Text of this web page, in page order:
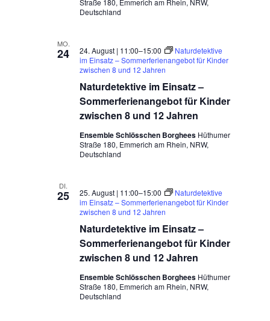
Straße 180, Emmerich am Rhein, NRW,
Deutschland
MO.
24
Naturdetektive im Einsatz –
Sommerferienangebot für Kinder
zwischen 8 und 12 Jahren
24. August | 11:00–15:00
Naturdetektive
im Einsatz – Sommerferienangebot für Kinder
zwischen 8 und 12 Jahren
Ensemble Schlösschen Borghees Hüthumer
Straße 180, Emmerich am Rhein, NRW,
Deutschland
DI.
25
Naturdetektive im Einsatz –
Sommerferienangebot für Kinder
zwischen 8 und 12 Jahren
25. August | 11:00–15:00
Naturdetektive
im Einsatz – Sommerferienangebot für Kinder
zwischen 8 und 12 Jahren
Ensemble Schlösschen Borghees Hüthumer
Straße 180, Emmerich am Rhein, NRW,
Deutschland